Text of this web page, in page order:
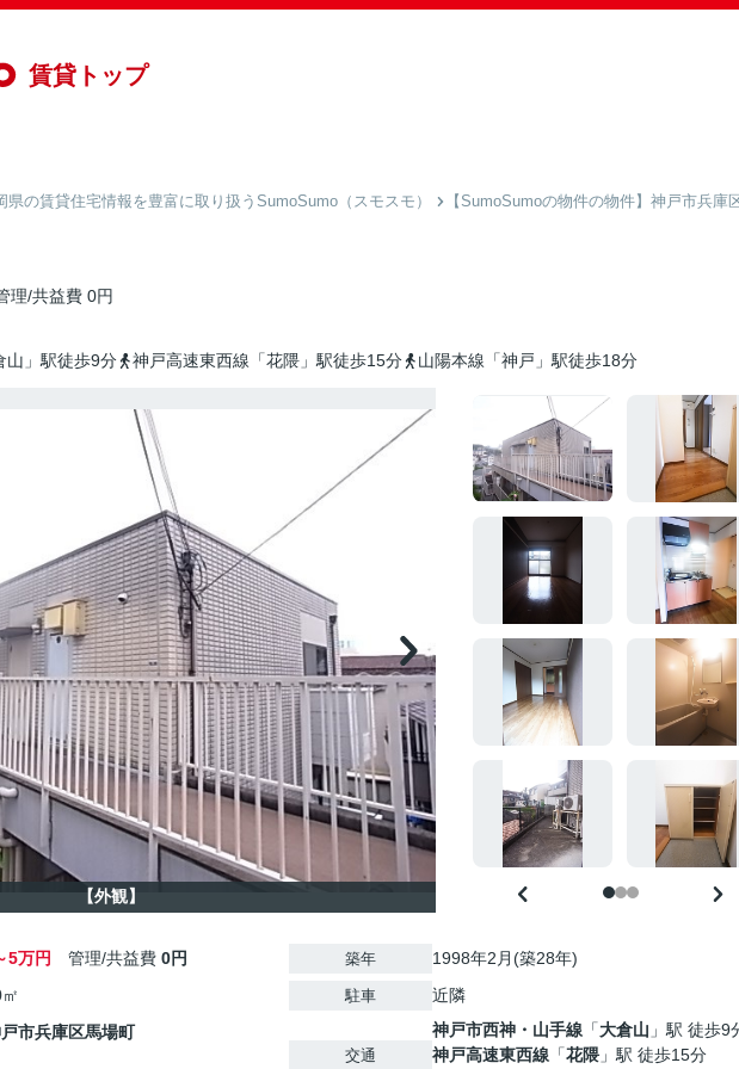
賃貸トップ
の賃貸住宅情報を豊富に取り扱うSumoSumo（スモスモ） 【SumoSumoの物件の物件】神戸市兵庫
理/共益費 0円
山」駅徒歩9分
神戸高速東西線「花隈」駅徒歩15分 山陽本線「神戸」駅徒歩18分
【外観】
5万円 管理/共益費 0円
市兵庫区馬場町
築年 1998年2月(築28年)
駐車 近隣
交通
神戸市西神・山手線 「大倉山 」駅 徒歩9
神戸高速東西線 「花隈 」駅 徒歩15分